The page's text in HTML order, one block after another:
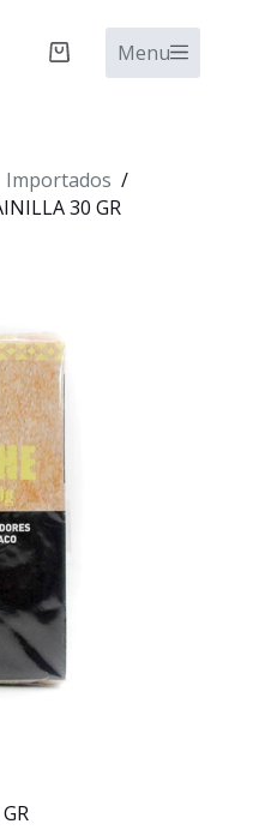
Carro
Menu
Importados /
30 GR